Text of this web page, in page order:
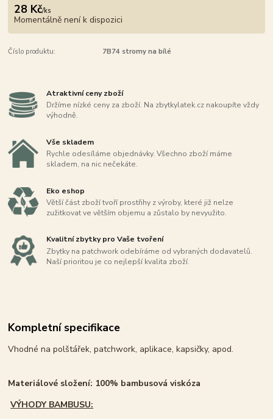
28 Kč/ks
Momentálně není k dispozici
Číslo produktu: 7B74 stromy na bílé
Atraktivní ceny zboží
Držíme nízké ceny za zboží. Na zbytkylatek.cz nakoupíte vždy
výhodně.
Vše skladem
Rychle odesíláme objednávky. Všechno zboží máme
skladem, na nic nečekáte.
Eko eshop
Větší část zboží tvoří prostřihy z výroby, které již nelze
zužitkovat ve větším objemu a zůstalo by nevyužito.
Kvalitní zbytky pro Vaše tvoření
Zbytky na patchwork odebíráme od vybraných dodavatelů.
Naší prioritou je co nejlepší kvalita zboží.
Kompletní specifikace
Vhodné na polštářek, patchwork, aplikace, kapsičky, apod.
Materiálové složení: 100% bambusová viskóza
VÝHODY BAMBUSU: